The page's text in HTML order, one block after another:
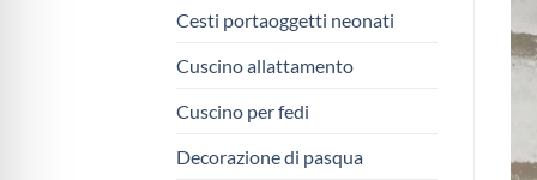
Cesti portaoggetti neonati
Cuscino allattamento
Cuscino per fedi
Decorazione di pasqua